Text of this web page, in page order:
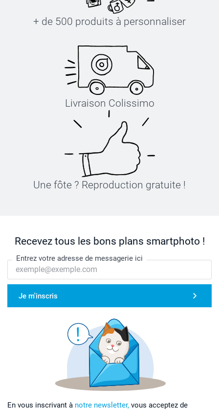
+ de 500 produits à personnaliser
Livraison Colissimo
Une fôte ? Reproduction gratuite !
Recevez tous les bons plans smartphoto !
Entrez votre adresse de messagerie ici
Je m'inscris
En vous inscrivant à notre newsletter, vous acceptez de